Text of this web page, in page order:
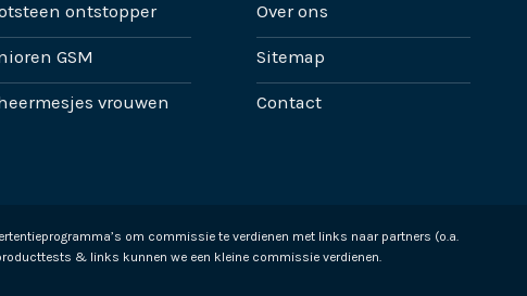
ontstopper
GSM
vrouwen
Over ons
Sitemap
Contact
om commissie te verdienen met links naar partners (o.a.
& links kunnen we een kleine commissie verdienen.